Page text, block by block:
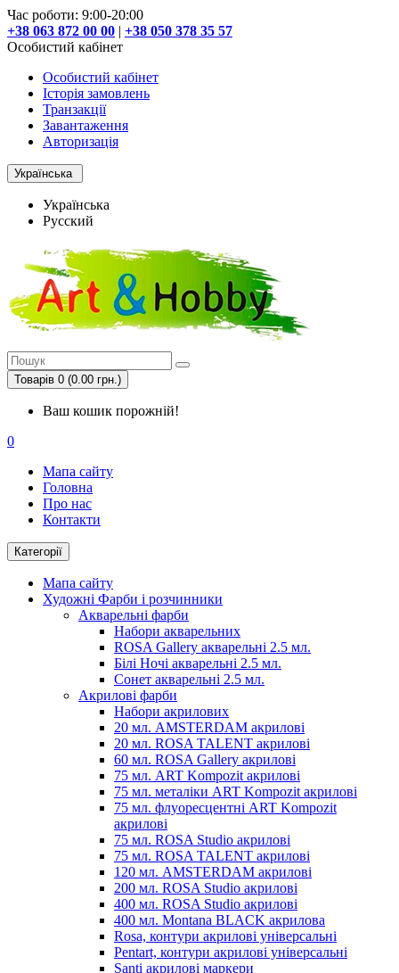
Час роботи: 9:00-20:00
+38 063 872 00 00 | +38 050 378 35 57
Особистий кабінет
Особистий кабінет
Історія замовлень
Транзакції
Завантаження
Авторизація
Українська
Українська
Русский
Товарів 0 (0.00 грн.)
Ваш кошик порожній!
0
Мапа сайту
Головна
Про нас
Контакти
Категорії
Мапа сайту
Художні Фарби і розчинники
Акварельні фарби
Набори акварельних
ROSA Gallery акварельні 2.5 мл.
Білі Ночі акварельні 2.5 мл.
Сонет акварельні 2.5 мл.
Акрилові фарби
Набори акрилових
20 мл. AMSTERDAM акрилові
20 мл. ROSA TALENT акрилові
60 мл. ROSA Gallery акрилові
75 мл. ART Kompozit акрилові
75 мл. металіки ART Kompozit акрилові
75 мл. флуоресцентні ART Kompozit
акрилові
75 мл. ROSA Studio акрилові
75 мл. ROSA TALENT акрилові
120 мл. AMSTERDAM акрилові
200 мл. ROSA Studio акрилові
400 мл. ROSA Studio акрилові
400 мл. Montana BLACK акрилова
Rosa, контури акрилові універсальні
Pentart, контури акрилові універсальні
Santi акрилові маркери